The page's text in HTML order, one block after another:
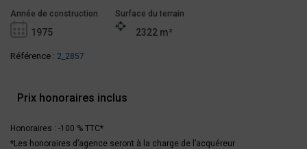
Année de construction
1975
Surface du terrain
2322 m²
Référence : 2_2857
Prix honoraires inclus
Honoraires : -100 % TTC*
*Les honoraires d’agence seront à la charge de l’acquéreur